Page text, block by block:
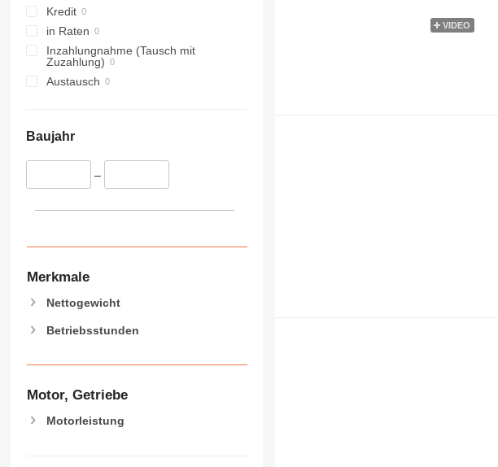
Kredit
in Raten
Inzahlungnahme (Tausch mit
Zuzahlung)
Austausch
Baujahr
–
Merkmale
Nettogewicht
Betriebsstunden
Motor, Getriebe
Motorleistung
VIDEO